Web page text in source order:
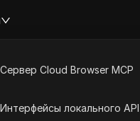
Сервер Cloud Browser MCP
Интерфейсы локального API